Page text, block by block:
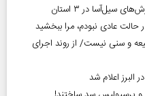
حالت عادی نبودم، مرا ببخشید
و سنی نیست/ از روند اجرای
البرز اعلام شد